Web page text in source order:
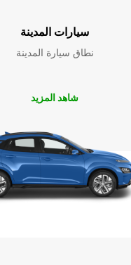
سيارات المدينة
نطاق سيارة المدينة
شاهد المزيد